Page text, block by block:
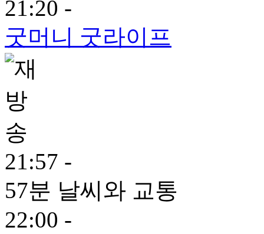
21:20 -
굿머니 굿라이프
21:57 -
57분 날씨와 교통
22:00 -